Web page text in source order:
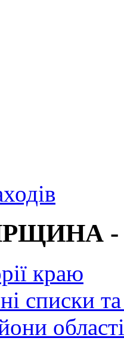
-
краю
списки
області